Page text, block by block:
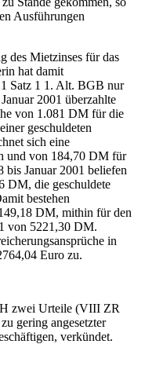
Ausführungen
des Mietzinses für das
hat damit
Satz 1 1. Alt. BGB nur
2001 überzahlte
von 1.081 DM für die
geschuldeten
sich eine
und von 184,70 DM für
Januar 2001 beliefen
DM, die geschuldete
bestehen
DM, mithin für den
von 5221,30 DM.
in
Euro zu.
zwei Urteile (VIII ZR
gering angesetzter
verkündet.